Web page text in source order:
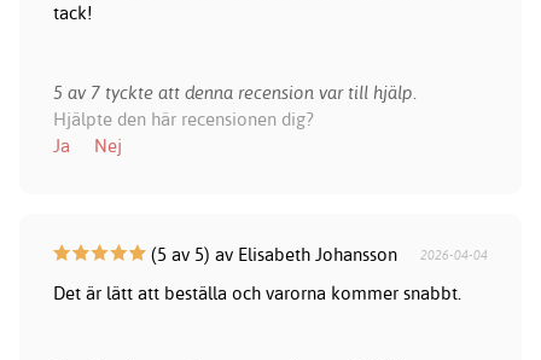
tack!
5 av 7 tyckte att denna recension var till hjälp.
Hjälpte den här recensionen dig?
Ja
Nej
(5 av 5) av Elisabeth Johansson 2026-04-04
Det är lätt att beställa och varorna kommer snabbt.